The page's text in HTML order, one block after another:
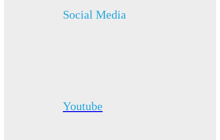
Social Media
Youtube